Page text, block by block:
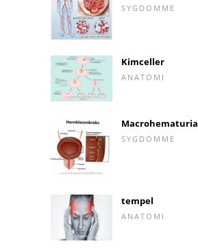
SYGDOMME
Kimceller
ANATOMI
Macrohematuria
SYGDOMME
tempel
ANATOMI